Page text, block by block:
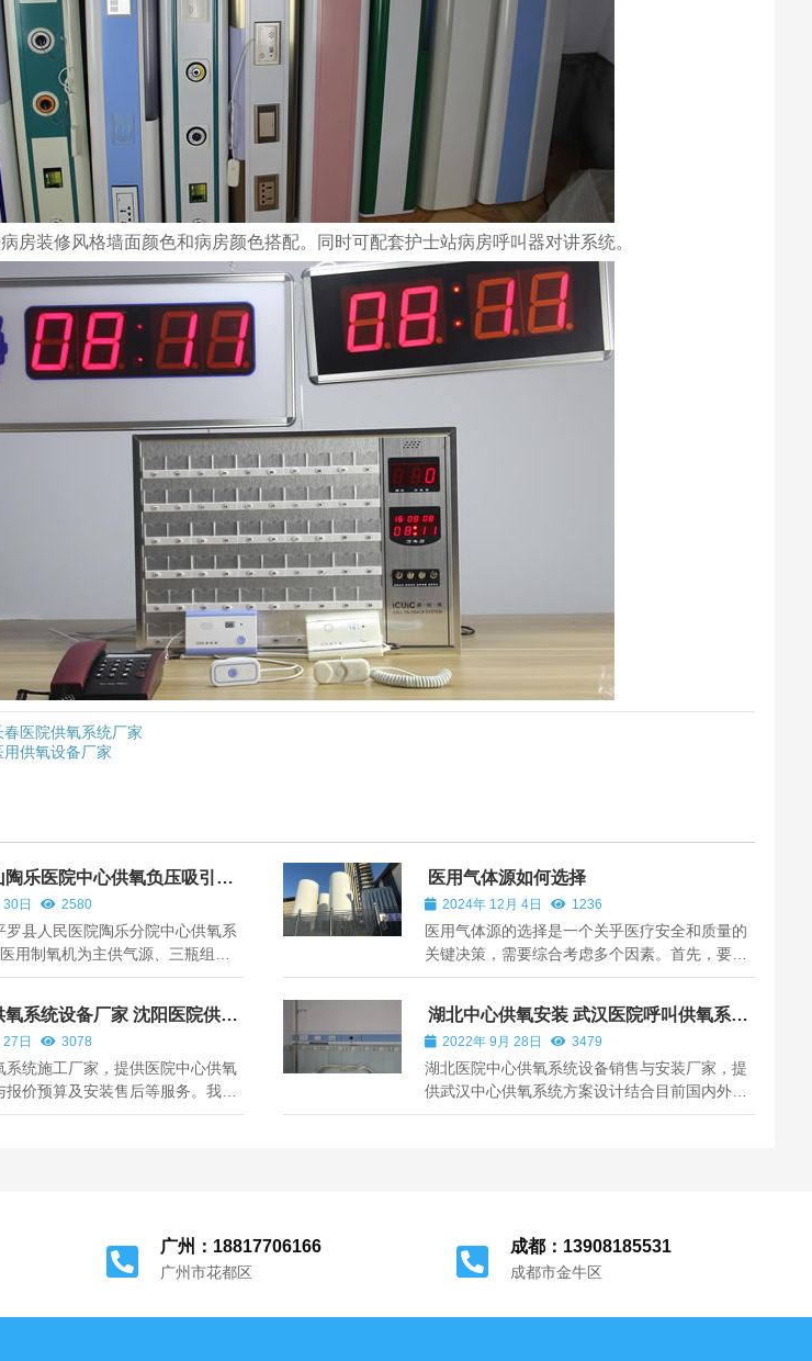
房装修风格墙面颜色和病房颜色搭配。同时可配套护士站病房呼叫器对讲系统。
医院供氧系统厂家
供氧设备厂家
陶乐医院中心供氧负压吸引系
装
日 2580
罗县人民医院陶乐分院中心供氧系
用制氧机为主供气源、三瓶组氧
用氧气源，医用中心负压吸引系统
、呼叫对讲设备销售与安装。
医用气体源如何选择
2024年 12月 4日 1236
医用气体源的选择是一个关乎医疗安全和质量的
关键决策，需要综合考虑多个因素。首先，要考
虑气体的纯度。对于医用氧气，其纯度要求极
保患者有效吸入足够的氧分，满足治疗需求。像
在重症监护室中，患者的呼吸功能可能严重...
氧系统设备厂家 沈阳医院供氧
日 3078
系统施工厂家，提供医院中心供氧
报价预算及安装售后等服务。我们
和服务主要包括医用气体工程施工
湖北中心供氧安装 武汉医院呼叫供氧系统
设备厂家
2022年 9月 28日 3479
湖北医院中心供氧系统设备销售与安装厂家，提
供武汉中心供氧系统方案设计结合目前国内外医
用气体系统先进设计理念及国内大中型知名医院
中心
广州：18817706166
广州市花都区
成都：13908185531
成都市金牛区